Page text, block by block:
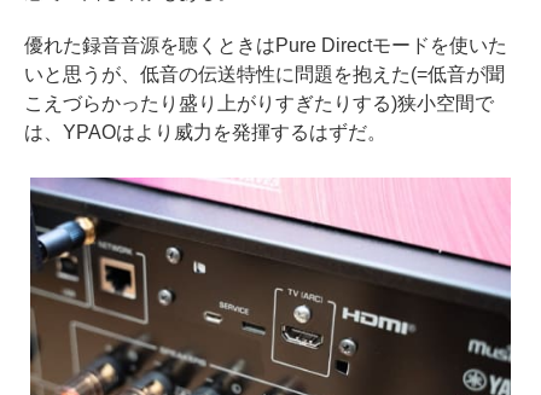
優れた録音音源を聴くときはPure Directモードを使いた
いと思うが、低音の伝送特性に問題を抱えた(=低音が聞
こえづらかったり盛り上がりすぎたりする)狭小空間で
は、YPAOはより威力を発揮するはずだ。